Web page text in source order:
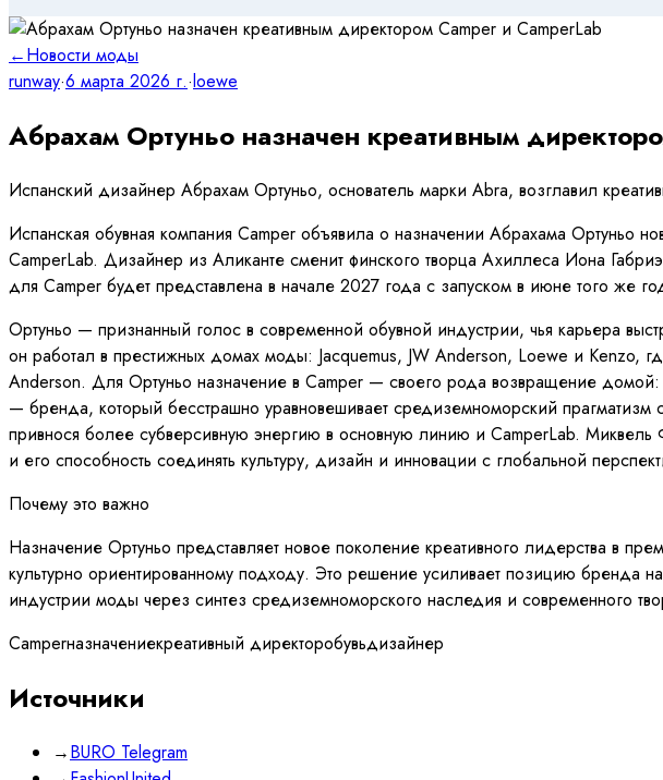
←Новости моды
runway·6 марта 2026 г.·loewe
Абрахам Ортуньо назначен креативным
Испанский дизайнер Абрахам Ортуньо, основатель марки Abra, возглавил
Испанская обувная компания Camper объявила о назначении Абрахама
CamperLab. Дизайнер из Аликанте сменит финского творца Ахиллеса Иона
для Camper будет представлена в начале 2027 года с запуском в июне того же
Ортуньо — признанный голос в современной обувной индустрии, чья карьера
он работал в престижных домах моды: Jacquemus, JW Anderson, Loewe и Kenzo,
Anderson. Для Ортуньо назначение в Camper — своего рода возвращение
— бренда, который бесстрашно уравновешивает средиземноморский
привнося более субверсивную энергию в основную линию и CamperLab. Миквель
и его способность соединять культуру, дизайн и инновации с глобальной
Почему это важно
Назначение Ортуньо представляет новое поколение креативного лидерства в
культурно ориентированному подходу. Это решение усиливает позицию бренда
индустрии моды через синтез средиземноморского наследия и современного
Camperназначениекреативный директоробувьдизайнер
Источники
→BURO Telegram